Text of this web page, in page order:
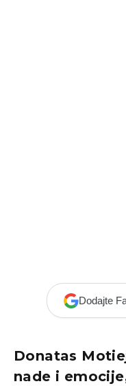
Dodajte
Donatas
nade i